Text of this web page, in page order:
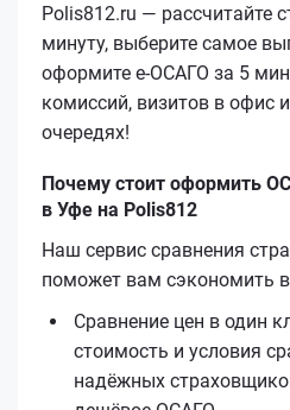
Polis812.ru — рассчитайте
минуту, выберите самое
оформите е‑ОСАГО за 5
комиссий, визитов в офис
очередях!
Почему стоит оформить
в Уфе на Polis812
Наш сервис сравнения
поможет вам сэкономить
Сравнение цен в один
стоимость и условия
надёжных